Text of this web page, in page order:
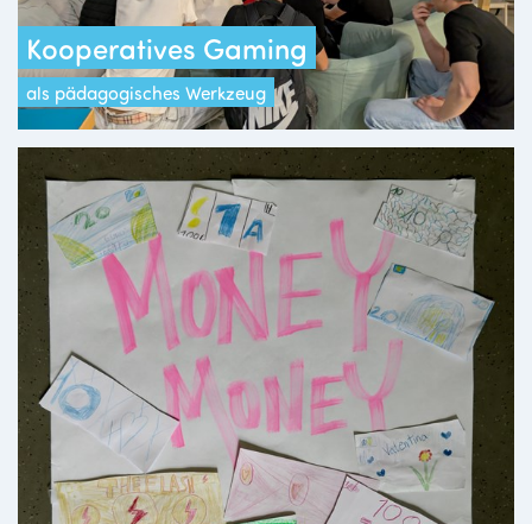
Kooperatives Gaming
als pädagogisches Werkzeug